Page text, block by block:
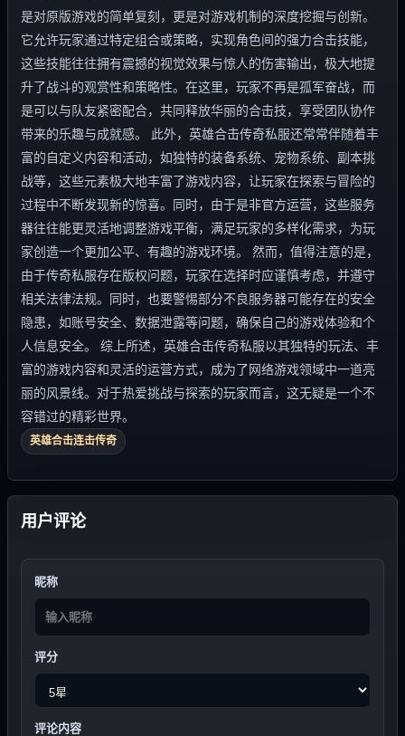
是对原版游戏的简单复刻，更是对游戏机制的深度挖掘与创新。
它允许玩家通过特定组合或策略，实现角色间的强力合击技能，
这些技能往往拥有震撼的视觉效果与惊人的伤害输出，极大地提
升了战斗的观赏性和策略性。在这里，玩家不再是孤军奋战，而
是可以与队友紧密配合，共同释放华丽的合击技，享受团队协作
带来的乐趣与成就感。 此外，英雄合击传奇私服还常常伴随着丰
富的自定义内容和活动，如独特的装备系统、宠物系统、副本挑
战等，这些元素极大地丰富了游戏内容，让玩家在探索与冒险的
过程中不断发现新的惊喜。同时，由于是非官方运营，这些服务
器往往能更灵活地调整游戏平衡，满足玩家的多样化需求，为玩
家创造一个更加公平、有趣的游戏环境。 然而，值得注意的是，
由于传奇私服存在版权问题，玩家在选择时应谨慎考虑，并遵守
相关法律法规。同时，也要警惕部分不良服务器可能存在的安全
隐患，如账号安全、数据泄露等问题，确保自己的游戏体验和个
人信息安全。 综上所述，英雄合击传奇私服以其独特的玩法、丰
富的游戏内容和灵活的运营方式，成为了网络游戏领域中一道亮
丽的风景线。对于热爱挑战与探索的玩家而言，这无疑是一个不
容错过的精彩世界。
英雄合击连击传奇
用户评论
昵称
评分
评论内容